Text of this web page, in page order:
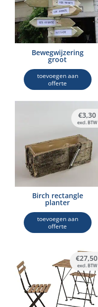
Bewegwijzering
groot
toevoegen aan
offerte
Birch rectangle
planter
toevoegen aan
offerte
€3,30
excl. BTW
€27,50
excl. BTW